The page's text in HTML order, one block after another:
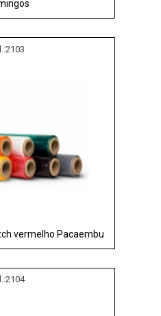
2103
vermelho Pacaembu
2104